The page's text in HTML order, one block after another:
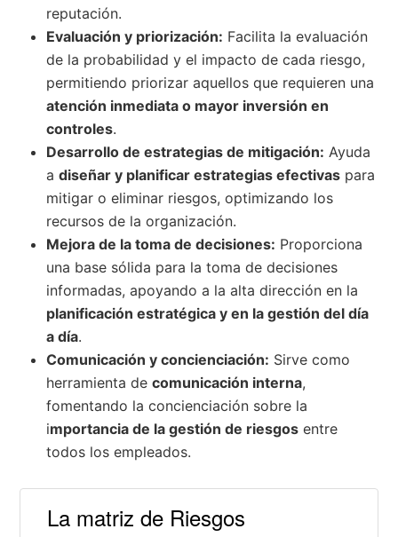
reputación.
Evaluación y priorización: Facilita la evaluación
de la probabilidad y el impacto de cada riesgo,
permitiendo priorizar aquellos que requieren una
atención inmediata o mayor inversión en
controles.
Desarrollo de estrategias de mitigación: Ayuda
adiseñar y planificar estrategias efectivas para
mitigar o eliminar riesgos, optimizando los
recursos de la organización.
Mejora de la toma de decisiones: Proporciona
una base sólida para la toma de decisiones
informadas, apoyando a la alta dirección en la
planificación estratégica y en la gestión del día
a día.
Comunicación y concienciación: Sirve como
herramienta decomunicación interna,
fomentando la concienciación sobre la
importancia de la gestión de riesgos entre
todos los empleados.
La matriz de Riesgos